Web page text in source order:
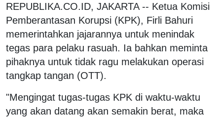
REPUBLIKA.CO.ID, JAKARTA -- Ketua Komisi
Pemberantasan Korupsi (KPK), Firli Bahuri
memerintahkan jajarannya untuk menindak
tegas para pelaku rasuah. Ia bahkan meminta
pihaknya untuk tidak ragu melakukan operasi
tangkap tangan (OTT).
"Mengingat tugas-tugas KPK di waktu-waktu
yang akan datang akan semakin berat, maka